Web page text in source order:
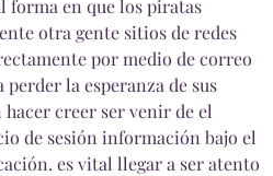
forma en que los piratas
otra gente sitios de redes
por medio de correo
la esperanza de sus
creer ser venir de el
de sesión información bajo el
es vital llegar a ser atento